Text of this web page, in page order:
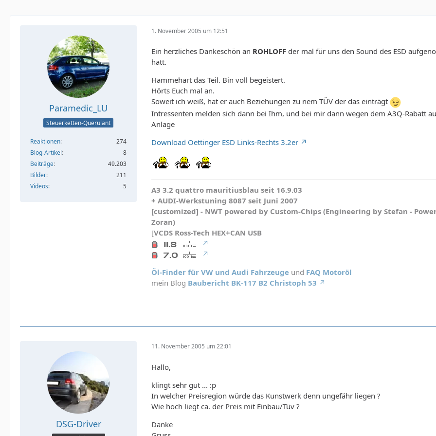
Paramedic_LU
Steuerketten-Querulant
Reaktionen
274
Blog-Artikel
8
Beiträge
49.203
Bilder
211
Videos
5
1. November 2005 um 12:51
Ein herzliches Dankeschön an ROHLOFF der mal für uns den Sound des ESD
hatt.
Hammehart das Teil. Bin voll begeistert.
Hörts Euch mal an.
Soweit ich weiß, hat er auch Beziehungen zu nem TÜV der das einträgt
Intressenten melden sich dann bei Ihm, und bei mir dann wegen dem A3Q-Rabatt
Anlage
Download Oettinger ESD Links-Rechts 3.2er
A3 3.2 quattro mauritiusblau seit 16.9.03
+ AUDI-Werkstuning 8087 seit Juni 2007
[customized] - NWT powered by Custom-Chips (Engineering by Stefan -
Zoran)
[VCDS Ross-Tech HEX+CAN USB
Öl-Finder für VW und Audi Fahrzeuge und FAQ Motoröl
mein Blog Baubericht BK-117 B2 Christoph 53
DSG-Driver
11. November 2005 um 22:01
Hallo,
klingt sehr gut ... :p
In welcher Preisregion würde das Kunstwerk denn ungefähr liegen ?
Wie hoch liegt ca. der Preis mit Einbau/Tüv ?
Danke